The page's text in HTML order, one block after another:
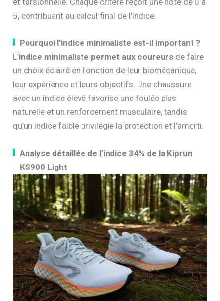
et torsionnelle. Chaque critère reçoit une note de 0 à
5, contribuant au calcul final de l’indice.
Pourquoi l’indice minimaliste est-il important ?
L’indice minimaliste permet aux coureurs de faire
un choix éclairé en fonction de leur biomécanique,
leur expérience et leurs objectifs. Une chaussure
avec un indice élevé favorise une foulée plus
naturelle et un renforcement musculaire, tandis
qu’un indice faible privilégie la protection et l’amorti.
Analyse détaillée de l’indice 34% de la Kiprun
KS900 Light